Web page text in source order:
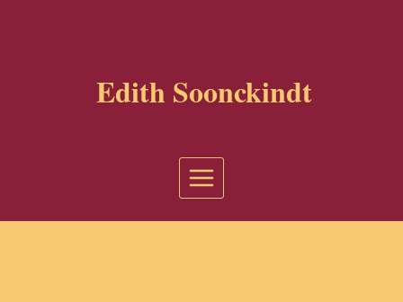
Edith Soonckindt